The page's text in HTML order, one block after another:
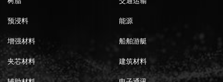
预浸料
增强材料
夹芯材料
能源
船舶游艇
建筑材料